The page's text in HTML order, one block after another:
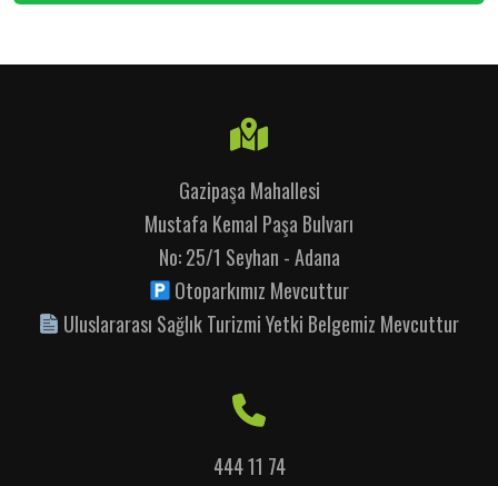
Gazipaşa Mahallesi
Mustafa Kemal Paşa Bulvarı
No: 25/1 Seyhan - Adana
Otoparkımız Mevcuttur
Uluslararası Sağlık Turizmi Yetki Belgemiz Mevcuttur
444 11 74